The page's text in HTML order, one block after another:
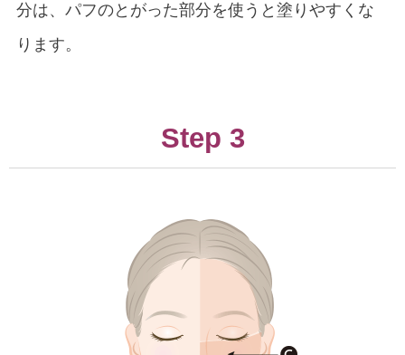
分は、パフのとがった部分を使うと塗りやすくな
ります。
Step 3